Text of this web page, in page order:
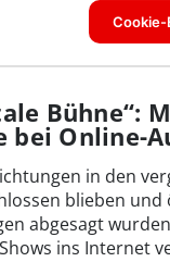
Bühne“:
bei Online-
in den
blieben
abgesagt
ins Internet